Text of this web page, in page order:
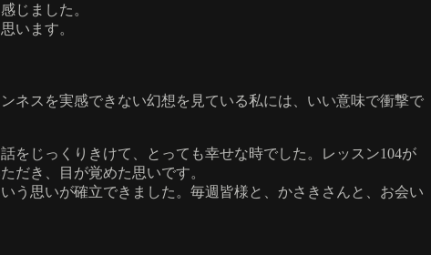
じました。
います。
ネスを実感できない幻想を見ている私には、いい意味で衝撃で
をじっくりきけて、とっても幸せな時でした。レッスン104が
だき、目が覚めた思いです。
う思いが確立できました。毎週皆様と、かさきさんと、お会い